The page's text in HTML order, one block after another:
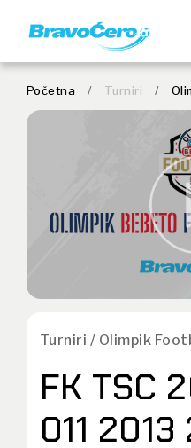
Početna / Turniri /
Turniri / Olimpik
FK TSC
011 2013